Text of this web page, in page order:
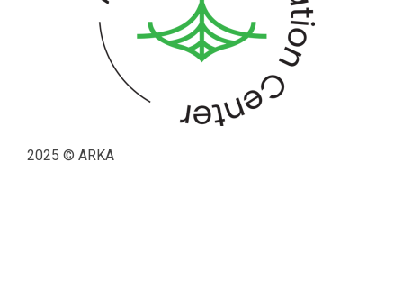
2025 © ARKA